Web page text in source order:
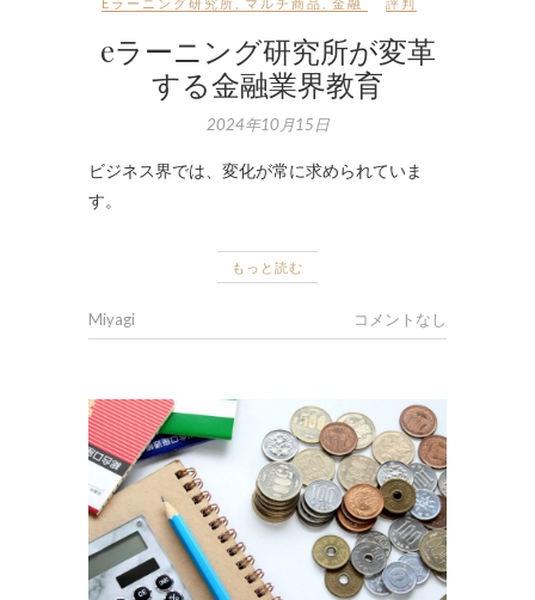
eラーニング研究所が変革
する金融業界教育
2024年10月15日
ビジネス界では、変化が常に求められていま
す。
もっと読む
Miyagi コメントなし